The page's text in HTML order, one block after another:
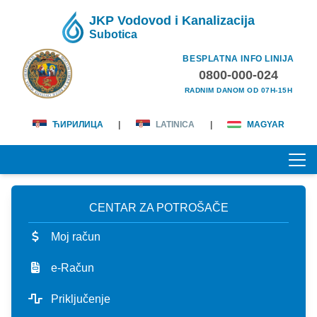
JKP Vodovod i Kanalizacija
Subotica
BESPLATNA INFO LINIJA
0800-000-024
RADNIM DANOM OD 07H-15H
ЋИРИЛИЦА LATINICA MAGYAR
POČETNA
O NAMA
lična karta
KORISNICI
CENTAR ZA POTROŠAČE
Moj račun
e-Račun
Priključenje